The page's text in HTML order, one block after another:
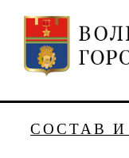
СОСТАВ